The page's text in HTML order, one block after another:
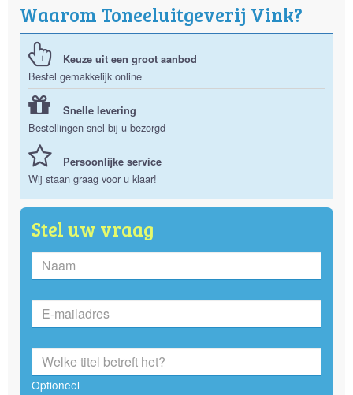
Waarom Toneeluitgeverij Vink?
Keuze uit een groot aanbod
Bestel gemakkelijk online
Snelle levering
Bestellingen snel bij u bezorgd
Persoonlijke service
Wij staan graag voor u klaar!
Stel uw vraag
Optioneel